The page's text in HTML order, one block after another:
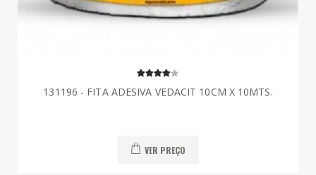
131196 - FITA ADESIVA VEDACIT 10CM X 10MTS.
VER PREÇO